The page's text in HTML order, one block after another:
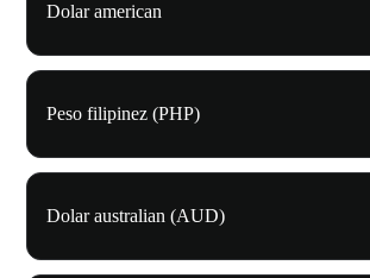
Dolar american
Peso filipinez (PHP)
Dolar australian (AUD)